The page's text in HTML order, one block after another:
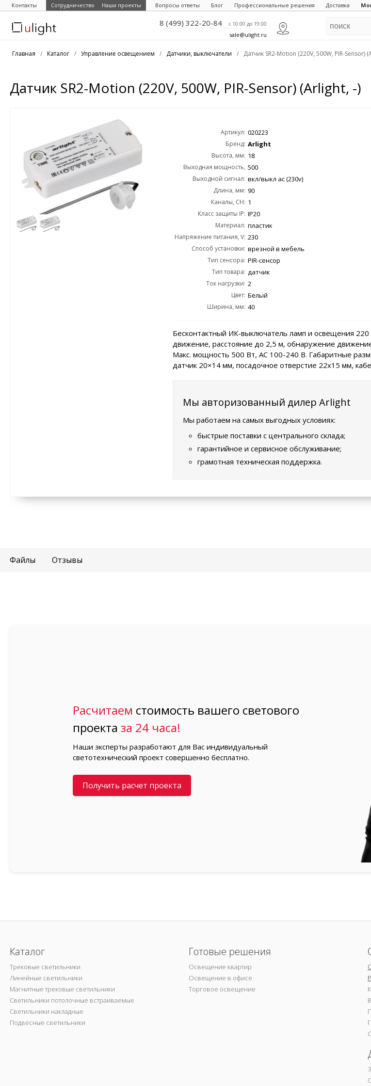
Контакты Сотрудничество Наши проекты Вопросы ответы Блог Профессиональные решения Доставка
8 (499) 322-20-84 c 10:00 до 19:00
sale@ulight.ru
Главная / Каталог / Управление освещением / Датчики, выключатели / Датчик SR2-Motion (220V, 500W, PIR-Sensor)
Датчик SR2-Motion (220V, 500W, PIR-Sensor) (Arlight, -)
Артикул: 020223
Бренд: Arlight
Высота, мм: 18
Выходная мощность,
Wout:
500
Выходной сигнал: вкл/выкл ac (230v)
Длина, мм: 90
Каналы, CH: 1
Класс защиты IP: IP20
Материал: пластик
Напряжение питания, V: 230
Способ установки: врезной в мебель
Тип сенсора: PIR-сенсор
Тип товара: датчик
Ток нагрузки: 2
Цвет: Белый
Ширина, мм: 40
Бесконтактный ИК-выключатель ламп и освещения 220
движение, расстояние до 2,5 м, обнаружение
Макс. мощность 500 Вт, AC 100-240 В. Габаритные
датчик 20×14 мм, посадочное отверстие 22х15 мм,
Мы авторизованный дилер Arlight
Мы работаем на самых выгодных условиях:
быстрые поставки с центрального склада;
гарантийное и сервисное обслуживание;
грамотная техническая поддержка.
Файлы Отзывы
Расчитаем стоимость вашего светового
проектаза 24 часа!
Наши эксперты разработают для Вас индивидуальный
светотехнический проект совершенно бесплатно.
Получить расчет проекта
Каталог
Трековые светильники
Линейные светильники
Магнитные трековые светильники
Светильники потолочные встраиваемые
Светильники накладные
Подвесные светильники
Готовые решения
Освещение квартир
Освещение в офисе
Торговое освещение